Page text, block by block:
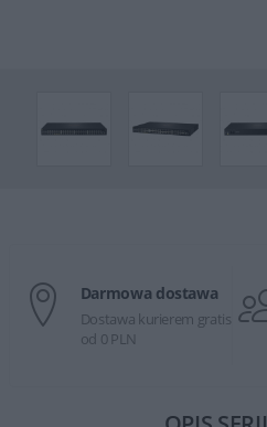
Darmowa dostawa
Dostawa kurierem gratis
od 0 PLN